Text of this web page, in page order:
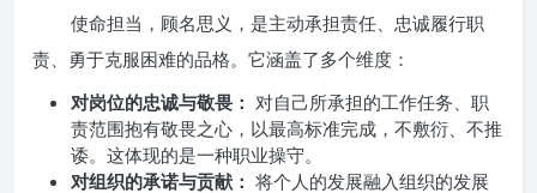
使命担当，顾名思义，是主动承担责任、忠诚履行职
责、勇于克服困难的品格。它涵盖了多个维度：
对岗位的忠诚与敬畏： 对自己所承担的工作任务、职
责范围抱有敬畏之心，以最高标准完成，不敷衍、不推
诿。这体现的是一种职业操守。
对组织的承诺与贡献： 将个人的发展融入组织的发展